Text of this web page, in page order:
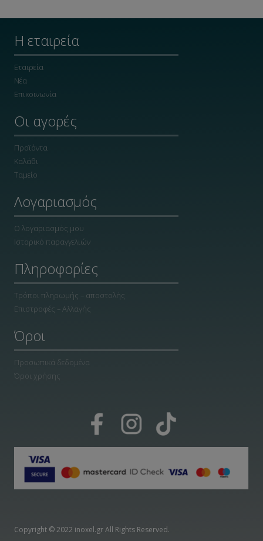
Η εταιρεία
Εταιρεία
Νέα
Επικοινωνία
Οι αγορές
Προϊόντα
Καλάθι
Ταμείο
Λογαριασμός
Ο λογαριασμός μου
Ιστορικό παραγγελιών
Πληροφορίες
Τρόποι πληρωμής – αποστολής
Επιστροφές – Αλλαγής
Όροι
Προσωπικά δεδομένα
Όροι χρήσης
Copyright © 2022 inoxel.gr All Rights Reserved.